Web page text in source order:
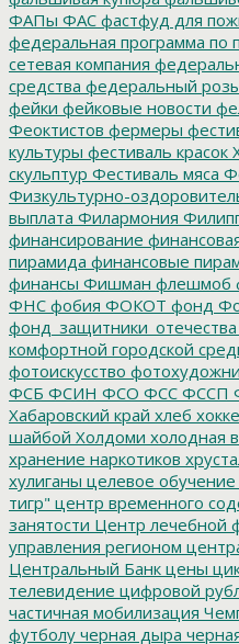
ФАПы ФАС фастфуд для
федеральная программа по
сетевая компания
средства федеральный
фейки фейковые новости
Феоктистов фермеры
культуры фестиваль красок
скульптур Фестиваль мяса
Физкультурно-
выплата Филармония
финансирование
пирамида финансовые
финансы Фишман флешмоб
ФНС фобия ФОКОТ фонд
фонд_защитники_отечества
комфортной городской
фотоискусство
ФСБ ФСИН ФСО ФСС ФССП
Хабаровский край хлеб
шайбой Холдоми холодная
хранение наркотиков
хулиганы целевое обучение
тигр" центр временного
занятости Центр лечебной
управления регионом
Центральный Банк цены
телевидение цифровой
частичная мобилизация
футболу черная дыра